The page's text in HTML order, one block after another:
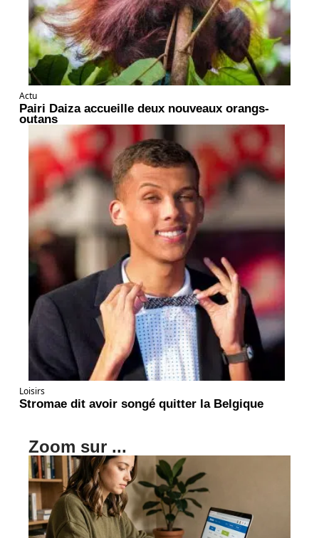
Actu
Pairi Daiza accueille deux nouveaux orangs-
outans
Loisirs
Stromae dit avoir songé quitter la Belgique
Zoom sur ...